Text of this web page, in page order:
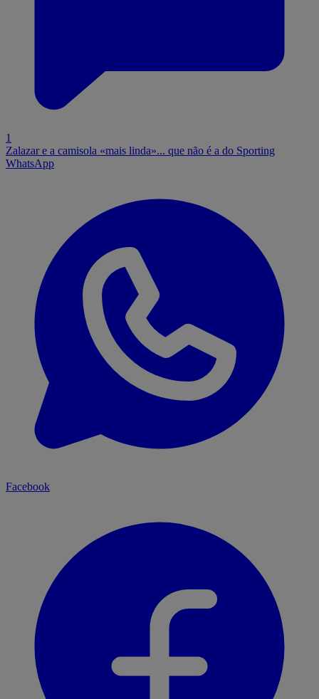
1
Zalazar e a camisola «mais linda»... que não é a do Sporting
WhatsApp
Facebook